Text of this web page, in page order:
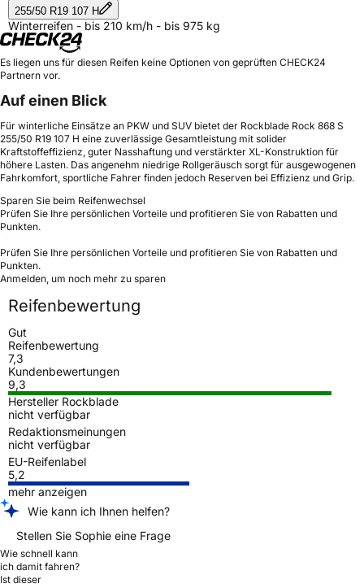
255/50 R19 107 H
Winterreifen - bis 210 km/h - bis 975 kg
Es liegen uns für diesen Reifen keine Optionen von geprüften CHECK24
Partnern vor.
Auf einen Blick
Für winterliche Einsätze an PKW und SUV bietet der Rockblade Rock 868 S
255/50 R19 107 H eine zuverlässige Gesamtleistung mit solider
Kraftstoffeffizienz, guter Nasshaftung und verstärkter XL-Konstruktion für
höhere Lasten. Das angenehm niedrige Rollgeräusch sorgt für ausgewogenen
Fahrkomfort, sportliche Fahrer finden jedoch Reserven bei Effizienz und Grip.
Sparen Sie beim Reifenwechsel
Prüfen Sie Ihre persönlichen Vorteile und profitieren Sie von Rabatten und
Punkten.
Prüfen Sie Ihre persönlichen Vorteile und profitieren Sie von Rabatten und
Punkten.
Anmelden, um noch mehr zu sparen
Reifenbewertung
Gut
Reifenbewertung
7,3
Kundenbewertungen
9,3
Hersteller Rockblade
nicht verfügbar
Redaktionsmeinungen
nicht verfügbar
EU-Reifenlabel
5,2
mehr anzeigen
Wie kann ich Ihnen helfen?
Stellen Sie Sophie eine Frage
Wie schnell kann
ich damit fahren?
Ist dieser